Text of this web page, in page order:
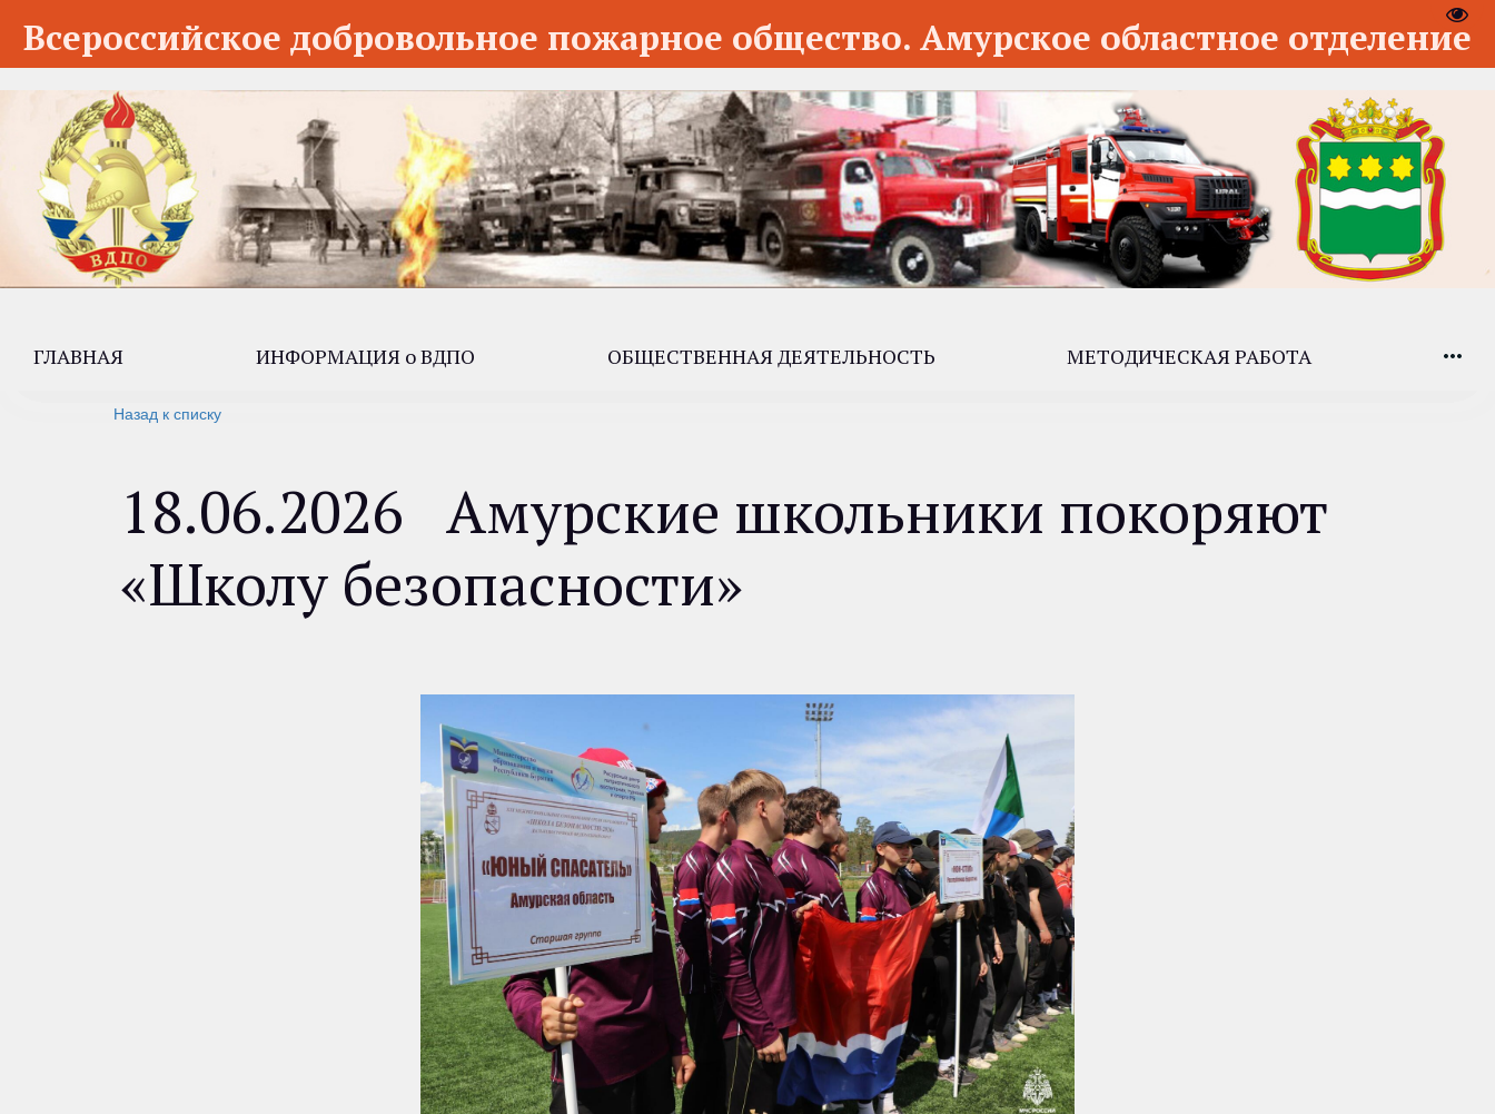
Всероссийское добровольное пожарное общество. Амурское областное отделение
ГЛАВНАЯ ИНФОРМАЦИЯ о ВДПО ОБЩЕСТВЕННАЯ ДЕЯТЕЛЬНОСТЬ МЕТОДИЧЕСКАЯ РАБОТА
Назад к списку
18.06.2026 Амурские школьники покоряют
«Школу безопасности»